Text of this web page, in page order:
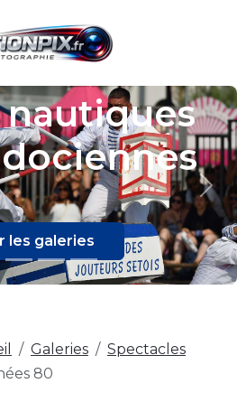
nautiques
les galeries
Galeries
Spectacles
80